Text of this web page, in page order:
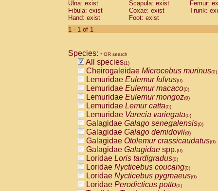
Cebidae Saguinus oedipus
Cebidae Saguinus weddelli
Cebidae Saguinusspp.
Cebidae
CebidaeCebus capucinus
CebidaeCebus nigrivittatus
CebidaeCebus spp.(0)
CebidaeSaimiri boliviensis(0)
CebidaeSaimiri sciureus(0)
AtelidaeAlouatta caraya(0)
AtelidaeAlouatta fusca(0)
AtelidaeAlouatta seniculus(0)
AtelidaeAlouattaspp.(0)
AtelidaeAteles belzebuth(0)
AtelidaeAteles geoffroyi(0)
AtelidaeAteles paniscus(0)
AtelidaeAtelesspp.(0)
AtelidaeLagothrix lagothricha(0)
AtelidaeLagothrix lagothricha cana
PitheciidaeCacajao calvus
Ulna: exist
Scapula: exist
Femur:
Fibula: exist
Coxae: exist
Trunk:
Hand: exist
Foot: exist
1 - 1 of 1
Species: * OR search
All species(1)
Cheirogaleidae Microcebus murinus(0)
Lemuridae Eulemur fulvus(0)
Lemuridae Eulemur macaco(0)
Lemuridae Eulemur mongoz(0)
Lemuridae Lemur catta(0)
Lemuridae Varecia variegata(0)
Galagidae Galago senegalensis(0)
Galagidae Galago demidovii(0)
Galagidae Otolemur crassicaudatus(0)
Galagidae Galagidae spp.(0)
Loridae Loris tardigradus(0)
Loridae Nycticebus coucang(0)
Loridae Nycticebus pygmaeus(0)
Loridae Perodicticus potto(0)